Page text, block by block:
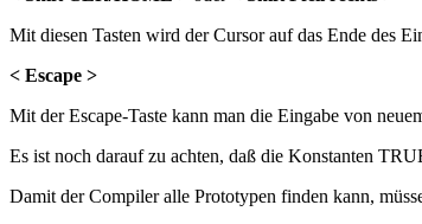
Mit diesen Tasten wird der Cursor auf das Ende des
< Escape >
Mit der Escape-Taste kann man die Eingabe von
Es ist noch darauf zu achten, daß die Konstanten
Damit der Compiler alle Prototypen finden kann,